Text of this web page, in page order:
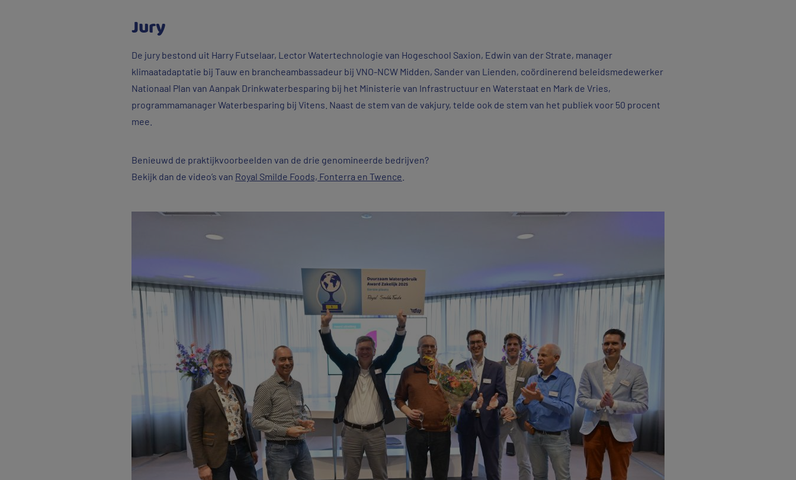
Jury
De jury bestond uit Harry Futselaar, Lector Watertechnologie van Hogeschool Saxion, Edwin van der Strate, manager
klimaatadaptatie bij Tauw en brancheambassadeur bij VNO-NCW Midden, Sander van Lienden, coördinerend beleidsmedewerker
Nationaal Plan van Aanpak Drinkwaterbesparing bij het Ministerie van Infrastructuur en Waterstaat en Mark de Vries,
programmamanager Waterbesparing bij Vitens. Naast de stem van de vakjury, telde ook de stem van het publiek voor 50 procent
mee.
Benieuwd de praktijkvoorbeelden van de drie genomineerde bedrijven?
Bekijk dan de video’s van Royal Smilde Foods, Fonterra en Twence